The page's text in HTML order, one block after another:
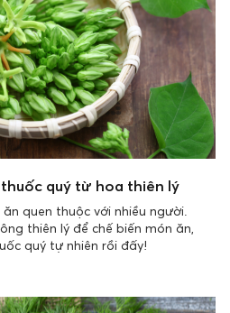
quý từ hoa thiên lý
quen thuộc với nhiều người.
thiên lý để chế biến món ăn,
quý tự nhiên rồi đấy!